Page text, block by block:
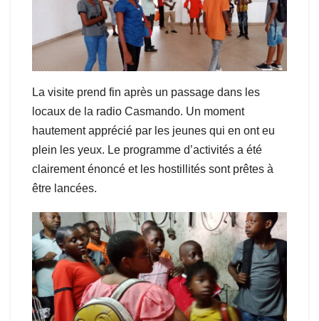
La visite prend fin après un passage dans les
locaux de la radio Casmando. Un moment
hautement apprécié par les jeunes qui en ont eu
plein les yeux. Le programme d’activités a été
clairement énoncé et les hostillités sont prêtes à
être lancées.